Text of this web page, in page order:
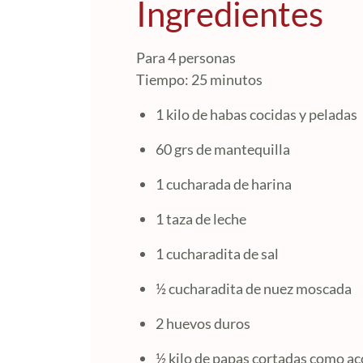
Ingredientes
Para 4 personas
Tiempo: 25 minutos
1 kilo de habas cocidas y peladas
60 grs de mantequilla
1 cucharada de harina
1 taza de leche
1 cucharadita de sal
½ cucharadita de nuez moscada
2 huevos duros
½ kilo de papas cortadas como